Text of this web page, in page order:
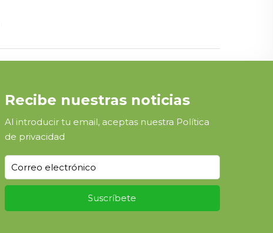
Recibe nuestras noticias
Al introducir tu email, aceptas nuestra Política
de privacidad